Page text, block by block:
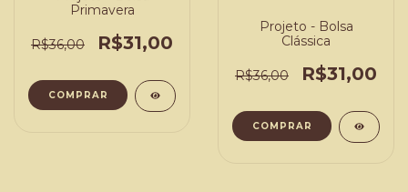
Primavera
R$36,00 R$31,00
COMPRAR
Projeto - Bolsa
Clássica
R$36,00 R$31,00
COMPRAR